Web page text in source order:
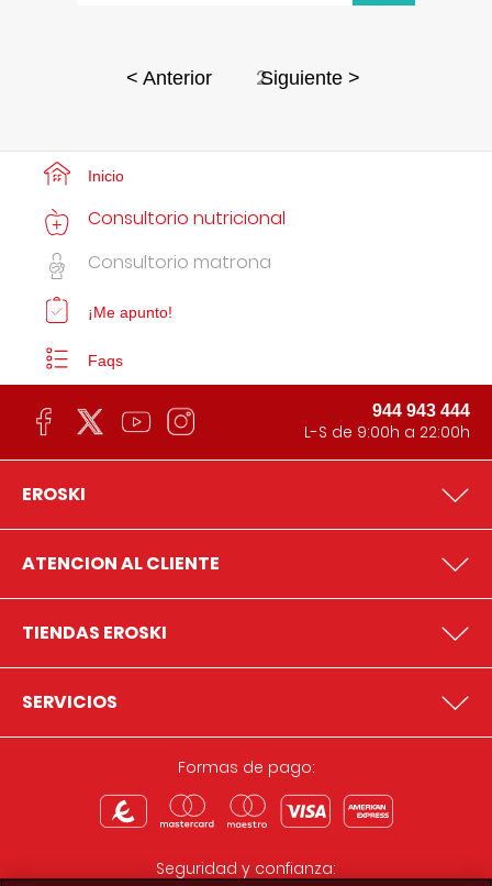
< Anterior 2Siguiente >
Inicio
Consultorio nutricional
Consultorio matrona
¡Me apunto!
Faqs
944 943 444
L-S de 9:00h a 22:00h
EROSKI
ATENCION AL CLIENTE
TIENDAS EROSKI
SERVICIOS
Formas de pago:
Seguridad y confianza: